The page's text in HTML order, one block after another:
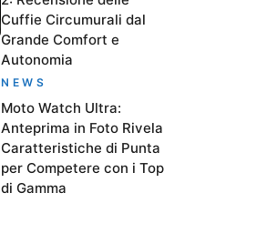
Cuffie Circumurali dal
Grande Comfort e
Autonomia
NEWS
Moto Watch Ultra:
Anteprima in Foto Rivela
Caratteristiche di Punta
per Competere con i Top
di Gamma